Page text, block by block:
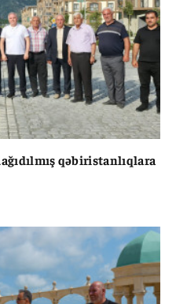
qəbiristanlıqlara